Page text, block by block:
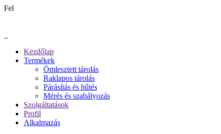
Fel
Kezdőlap
Termékek
Ömlesztett tárolás
Raklapos tárolás
Párásítás és hűtés
Mérés és szabályozás
Szolgáltatások
Profil
Alkalmazás